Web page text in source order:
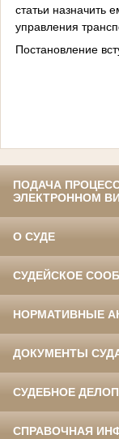
статьи назначить
управления
Постановление
ПОДАЧА
ЭЛЕКТРОННОМ
О СУДЕ
СУДЕЙСКОЕ
НОРМАТИВНЫЕ
ДОКУМЕНТЫ
СУДЕБНОЕ
СПРАВОЧНАЯ